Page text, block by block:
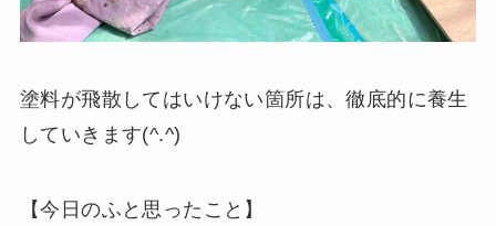
塗料が飛散してはいけない箇所は、徹底的に養生
していきます(^.^)
【今日のふと思ったこと】